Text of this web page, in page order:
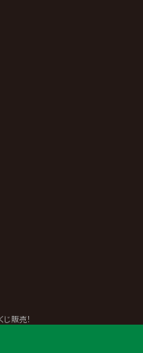
販売！